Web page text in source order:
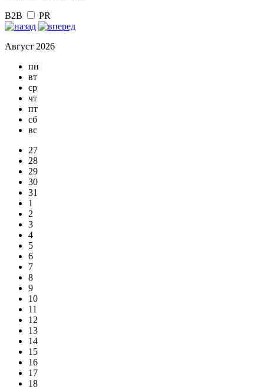
B2B PR
Август 2026
пн
вт
ср
чт
пт
сб
вс
27
28
29
30
31
1
2
3
4
5
6
7
8
9
10
11
12
13
14
15
16
17
18